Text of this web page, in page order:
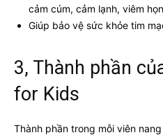
cảm cúm, cảm lạnh, viêm
Giúp bảo vệ sức khỏe tim
3, Thành phần
for Kids
Thành phần trong mỗi viên